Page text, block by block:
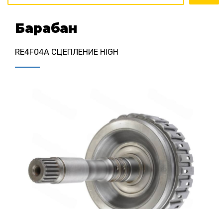
Барабан
RE4F04A СЦЕПЛЕНИЕ HIGH